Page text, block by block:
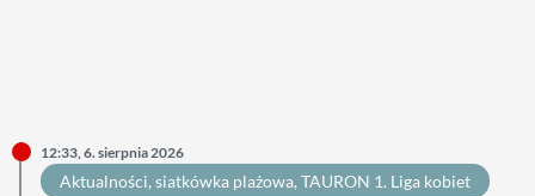
12:33, 6. sierpnia 2026
Aktualności, siatkówka plażowa, TAURON 1. Liga kobiet